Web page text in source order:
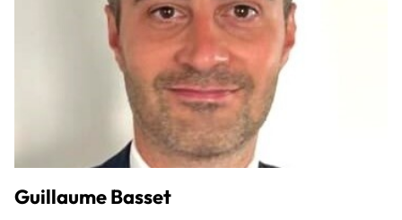
Guillaume Basset